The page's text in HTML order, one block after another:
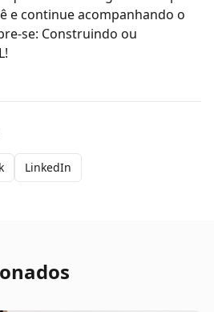
e continue acompanhando o
se: Construindo ou
LinkedIn